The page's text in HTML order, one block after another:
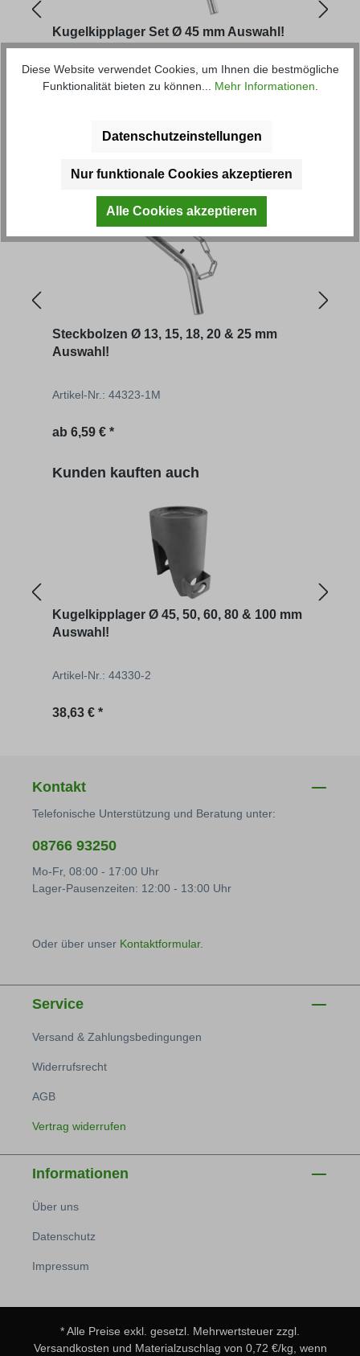
Kugelkipplager Set Ø 45 mm Auswahl!
Artikel-Nr.: 44328-1M
mm
Produktgalerie überspringen
Kunden haben sich ebenfalls
Steckbolzen Ø 13, 15, 18, 20 & 25 mm
Auswahl!
Artikel-Nr.: 44323-1M
Regulärer Preis:
ab 6,59 € *
Produktgalerie überspringen
Kunden kauften auch
Kugelkipplager Ø 45, 50, 60, 80 & 100 mm
Auswahl!
Artikel-Nr.: 44330-2
Regulärer Preis:
38,63 € *
Kontakt
Telefonische Unterstützung und Beratung unter:
08766 93250
Mo-Fr, 08:00 - 17:00 Uhr
Lager-Pausenzeiten: 12:00 - 13:00 Uhr
Oder über unser Kontaktformular.
Service
Versand & Zahlungsbedingungen
Widerrufsrecht
AGB
Vertrag widerrufen
Informationen
Über uns
Datenschutz
Impressum
* Alle Preise exkl. gesetzl. Mehrwertsteuer zzgl.
Versandkosten und Materialzuschlag von 0,72 €/kg, wenn
Diese Website verwendet Cookies, um Ihnen die bestmögliche
Funktionalität bieten zu können... Mehr Informationen.
Datenschutzeinstellungen
Nur funktionale Cookies akzeptieren
Alle Cookies akzeptieren